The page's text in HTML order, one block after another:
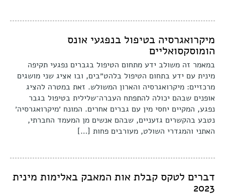
מיקרואגרסיה בטיפול בנפגעי אונס
הומוסקסואליים
במאמר זה משולב ידע מתחום הטיפול בגברים נפגעי תקיפה
מינית עם ידע בתחום הטיפול בלהט״בים, ובו אציג שני מושגים
מרכזיים: מיקרואגרסיה והארון המשולש. זאת במטרה להציג
אופנים שבהם יכולה להתפתח העברה־שלילית בטיפול בגבר
נפגע, המקיים יחסי מין עם גברים אחרים. המונח ׳מיקרואגרסיה׳
נטבע בהקשרים גזעניים, שבהם אנשים מן המעמד החברתי,
האתני והמגדרי השולט, מעורבים פחות […]
דברים לטקס קבלת אות המאבק באלימות מינית
2023